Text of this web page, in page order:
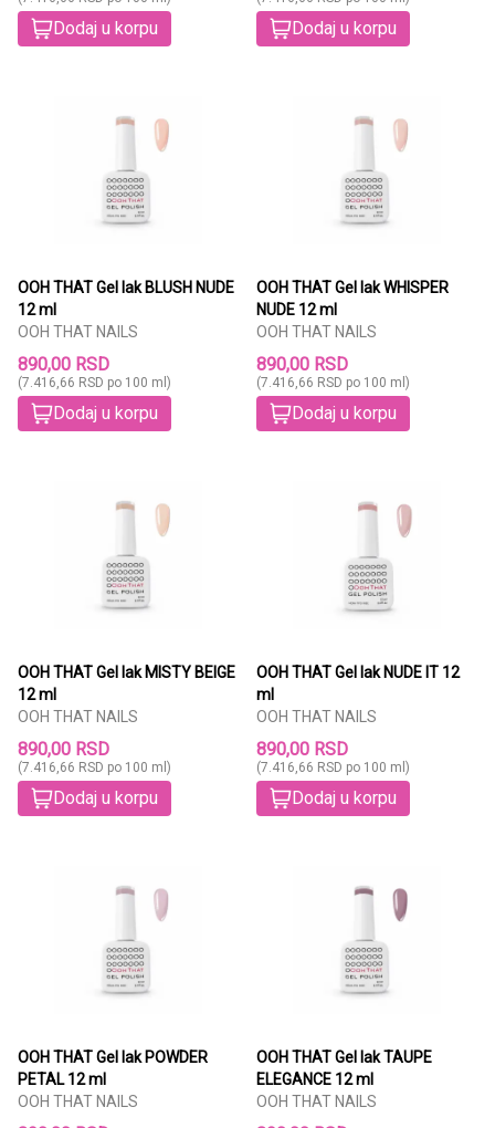
Dodaj u korpu Dodaj u korpu
OOH THAT Gel lak BLUSH NUDE
12 ml
OOH THAT NAILS
890,00 RSD
(7.416,66 RSD po 100 ml)
Dodaj u korpu
OOH THAT Gel lak WHISPER
NUDE 12 ml
OOH THAT NAILS
890,00 RSD
(7.416,66 RSD po 100 ml)
Dodaj u korpu
OOH THAT Gel lak MISTY BEIGE
12 ml
OOH THAT NAILS
890,00 RSD
(7.416,66 RSD po 100 ml)
Dodaj u korpu
OOH THAT Gel lak NUDE IT 12
ml
OOH THAT NAILS
890,00 RSD
(7.416,66 RSD po 100 ml)
Dodaj u korpu
OOH THAT Gel lak POWDER
PETAL 12 ml
OOH THAT NAILS
OOH THAT Gel lak TAUPE
ELEGANCE 12 ml
OOH THAT NAILS